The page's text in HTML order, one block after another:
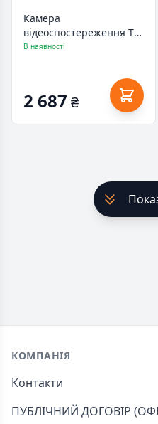
Камера
відеоспостереження TP-
Link TAPO-C510W
В наявності
2 687 ₴
Footer
КОМПАНІЯ
Контакти
ПУБЛІЧНИЙ ДОГОВІР